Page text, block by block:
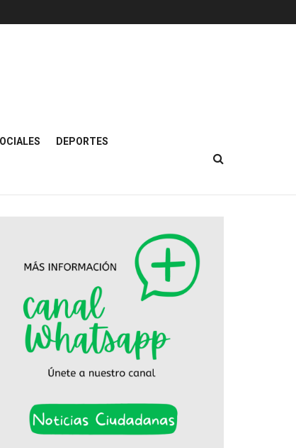
DEPORTES